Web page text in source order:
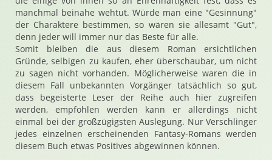
manchmal beinahe wehtut. Würde man eine "Gesinnung"
der Charaktere bestimmen, so wären sie allesamt "Gut",
denn jeder will immer nur das Beste für alle.
Somit bleiben die aus diesem Roman ersichtlichen
Gründe, selbigen zu kaufen, eher überschaubar, um nicht
zu sagen nicht vorhanden. Möglicherweise waren die in
diesem Fall unbekannten Vorgänger tatsächlich so gut,
dass begeisterte Leser der Reihe auch hier zugreifen
werden, empfohlen werden kann er allerdings nicht
einmal bei der großzügigsten Auslegung. Nur Verschlinger
jedes einzelnen erscheinenden Fantasy-Romans werden
diesem Buch etwas Positives abgewinnen können.